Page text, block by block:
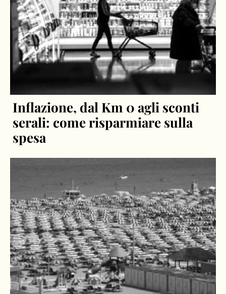
Inflazione, dal Km 0 agli sconti
serali: come risparmiare sulla
spesa